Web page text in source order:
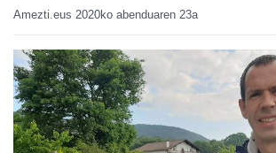
Amezti.eus 2020ko abenduaren 23a